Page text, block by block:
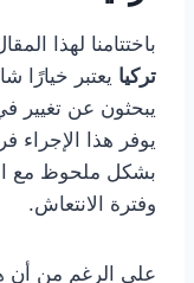
باختتامنا لهذا
تركيا يعتبر خيارًا
يبحثون عن تغيير
يوفر هذا
بشكل ملحوظ مع
وفترة الانتعاش.
على الرغم من أن